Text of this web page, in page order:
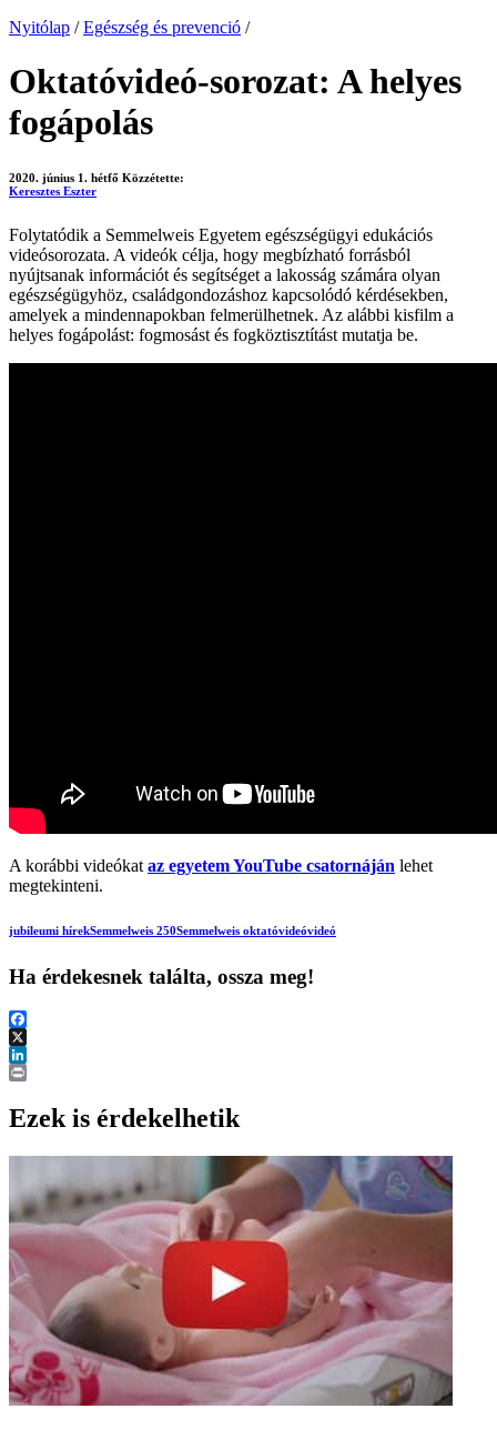
Nyitólap / Egészség és prevenció /
Oktatóvideó-sorozat: A helyes
fogápolás
2020. június 1. hétfő Közzétette:
Keresztes Eszter
Folytatódik a Semmelweis Egyetem egészségügyi edukációs
videósorozata. A videók célja, hogy megbízható forrásból
nyújtsanak információt és segítséget a lakosság számára olyan
egészségügyhöz, családgondozáshoz kapcsolódó kérdésekben,
amelyek a mindennapokban felmerülhetnek. Az alábbi kisfilm a
helyes fogápolást: fogmosást és fogköztisztítást mutatja be.
A korábbi videókat az egyetem YouTube csatornáján lehet
megtekinteni.
jubileumi hírekSemmelweis 250Semmelweis oktatóvideóvideó
Ha érdekesnek találta, ossza meg!
Facebook
X
LinkedIn
Ezek is érdekelhetik